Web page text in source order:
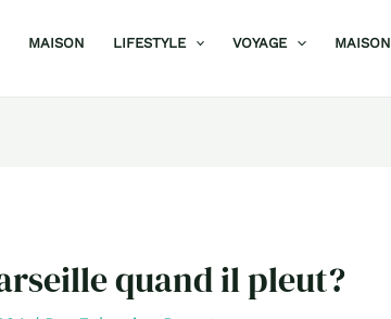
MAISON LIFESTYLE VOYAGE MAISON
quand il pleut?